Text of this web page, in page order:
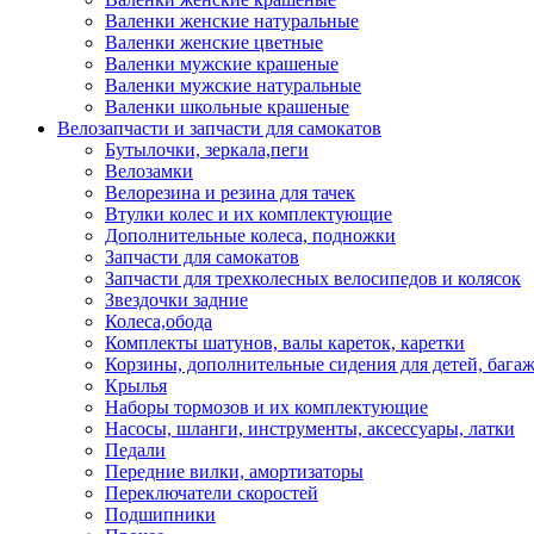
Валенки женские натуральные
Валенки женские цветные
Валенки мужские крашеные
Валенки мужские натуральные
Валенки школьные крашеные
Велозапчасти и запчасти для самокатов
Бутылочки, зеркала,пеги
Велозамки
Велорезина и резина для тачек
Втулки колес и их комплектующие
Дополнительные колеса, подножки
Запчасти для самокатов
Запчасти для трехколесных велосипедов и колясок
Звездочки задние
Колеса,обода
Комплекты шатунов, валы кареток, каретки
Корзины, дополнительные сидения для детей,
Крылья
Наборы тормозов и их комплектующие
Насосы, шланги, инструменты, аксессуары, латки
Педали
Передние вилки, амортизаторы
Переключатели скоростей
Подшипники